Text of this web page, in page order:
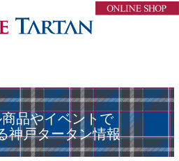
品やイベントで
神戸タータン情報